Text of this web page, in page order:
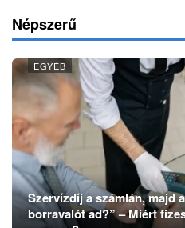
Népszerű
EGYÉB
Szervízdíj a számlán, majd
borravalót ad?” – Miért